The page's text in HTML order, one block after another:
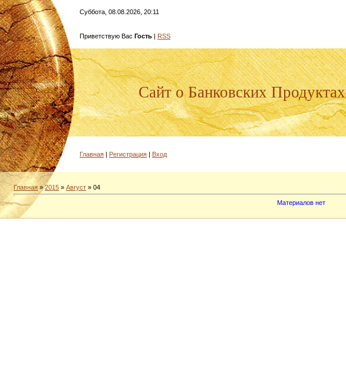
Суббота, 08.08.2026, 20:11
Приветствую Вас Гость | RSS
Сайт о Банковских Продуктах
Главная | Регистрация | Вход
Главная »2015 » Август » 04
Материалов нет